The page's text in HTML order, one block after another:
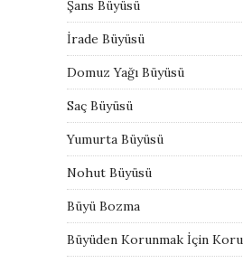
Şans Büyüsü
İrade Büyüsü
Domuz Yağı Büyüsü
Saç Büyüsü
Yumurta Büyüsü
Nohut Büyüsü
Büyü Bozma
Büyüden Korunmak İçin